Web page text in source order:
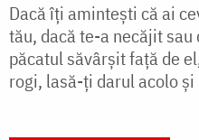
Dacă îți amintești că ai
tău, dacă te-a necăjit
păcatul săvârșit față de
rogi, lasă-ți darul acolo